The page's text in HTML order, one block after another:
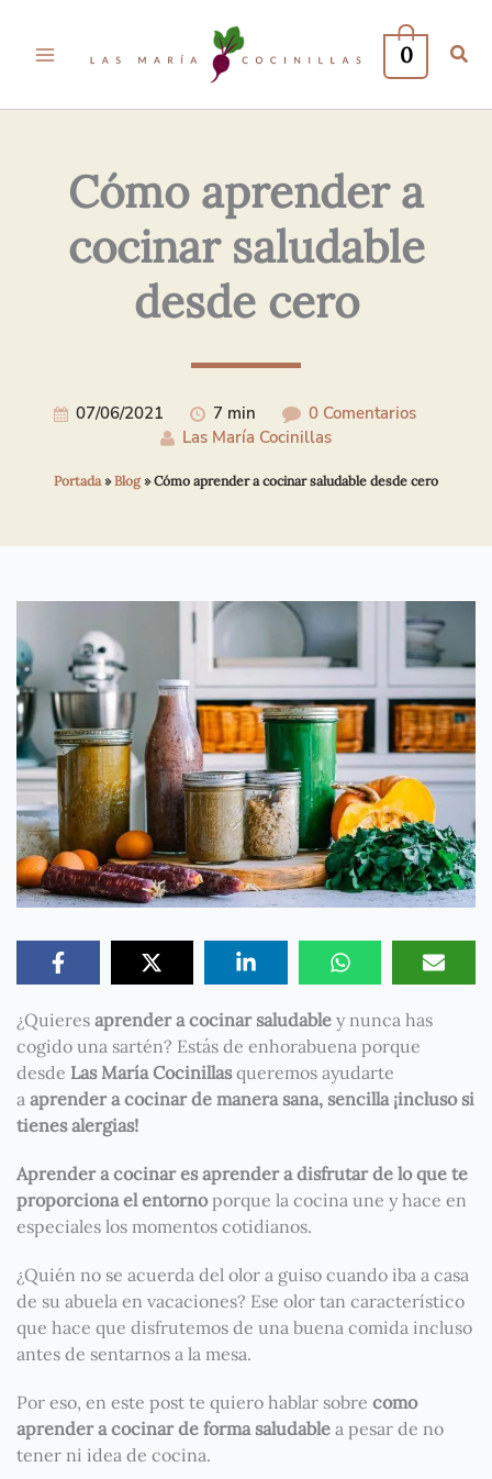
0
Cómo aprender a
cocinar saludable
desde cero
07/06/2021 7 min
0 Comentarios
Las María Cocinillas
Portada»Blog»Cómo aprender a cocinar saludable desde cero
¿Quieres aprender a cocinar saludable y nunca has
cogido una sartén? Estás de enhorabuena porque
desde Las María Cocinillasqueremos ayudarte
a aprender a cocinar de manera sana, sencilla ¡incluso si
tienes alergias!
Aprender a cocinar es aprender a disfrutar de lo que te
proporciona el entornoporque la cocina une y hace en
especiales los momentos cotidianos.
¿Quién no se acuerda del olor a guiso cuando iba a casa
de su abuela en vacaciones? Ese olor tan característico
que hace que disfrutemos de una buena comida incluso
antes de sentarnos a la mesa.
Por eso, en este post te quiero hablar sobre como
aprender a cocinar de forma saludable a pesar de no
tener ni idea de cocina.
Electrónico*